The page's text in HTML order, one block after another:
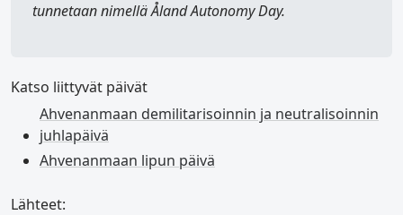
tunnetaan nimelläÅland Autonomy Day.
Katso liittyvät päivät
Ahvenanmaan demilitarisoinnin ja neutralisoinnin
juhlapäivä
Ahvenanmaan lipun päivä
Lähteet: